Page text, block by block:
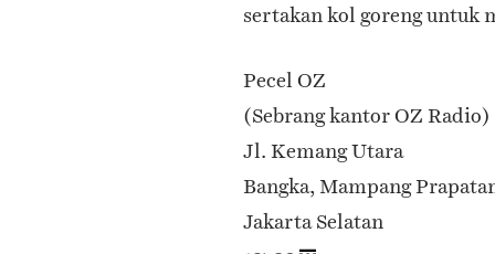
sertakan kol goreng untuk
Pecel OZ
(Sebrang kantor OZ Radio)
Jl. Kemang Utara
Bangka, Mampang
Jakarta Selatan